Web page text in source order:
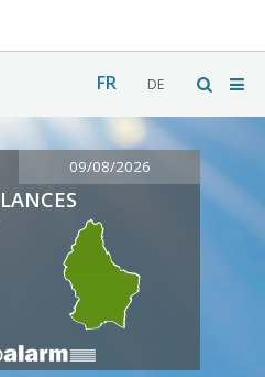
FR DE
09/08/2026